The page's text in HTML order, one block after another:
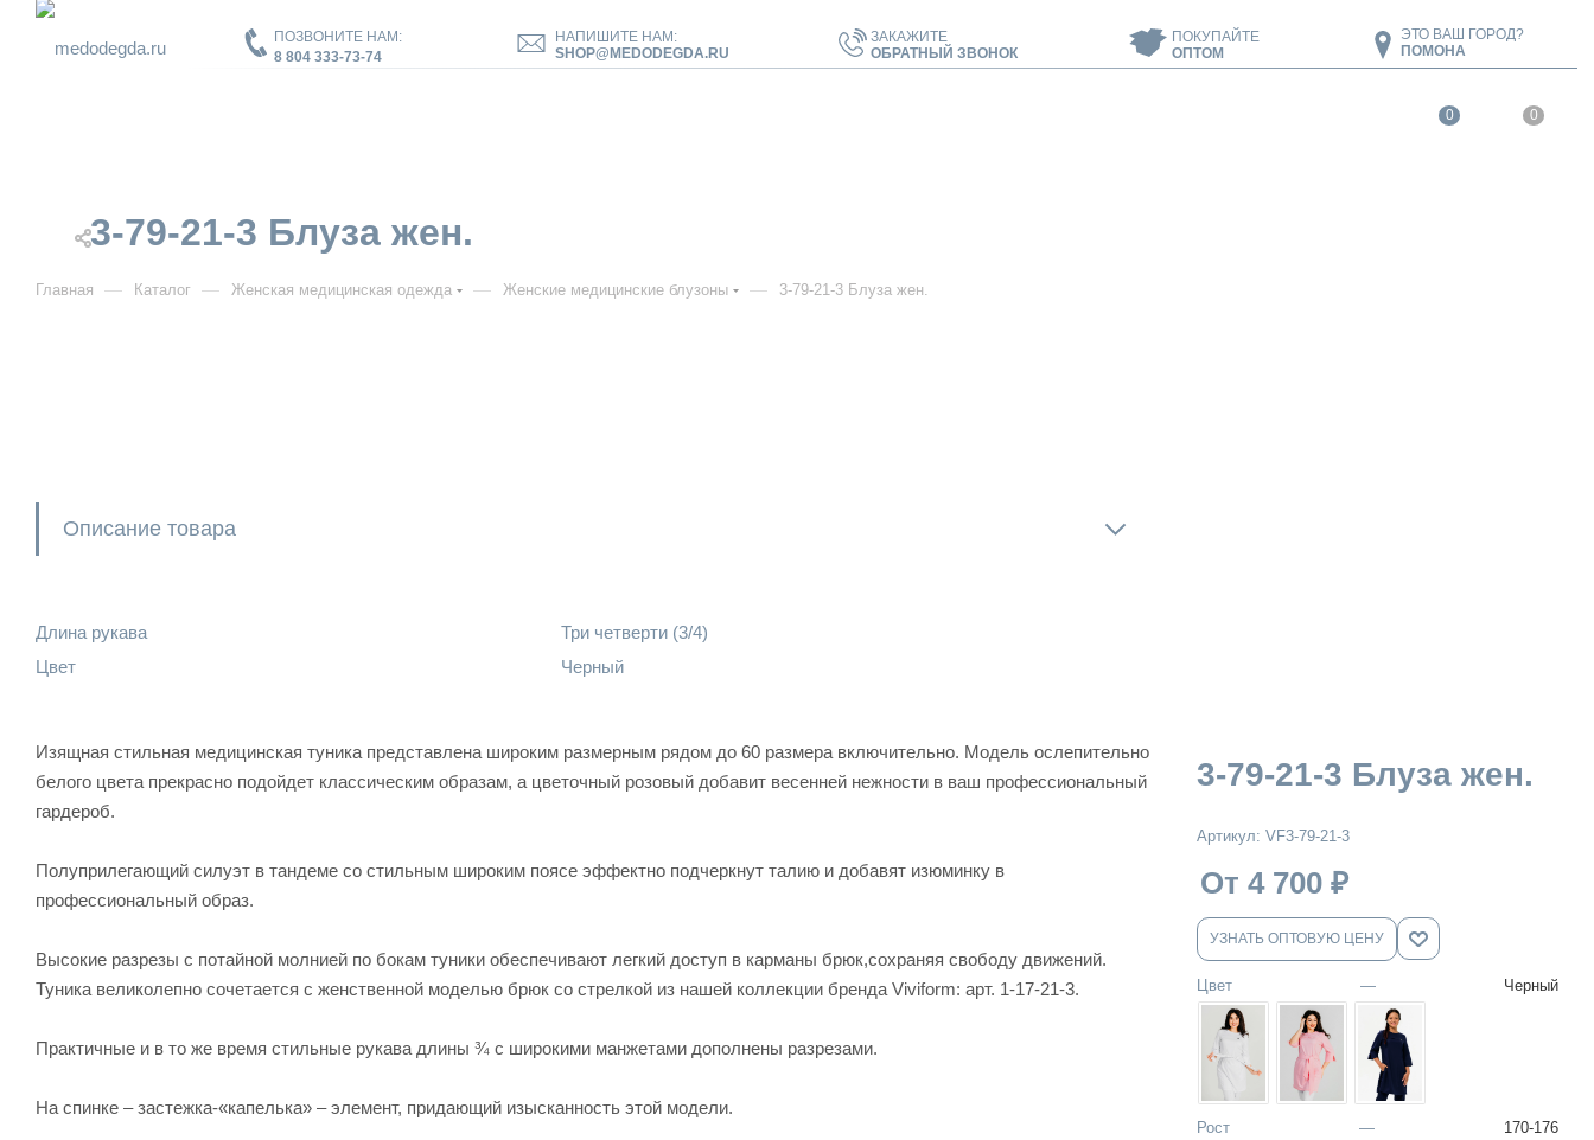
ПОЗВОНИТЕ НАМ:
8 804 333-73-74
НАПИШИТЕ НАМ:
SHOP@MEDODEGDA.RU
ЗАКАЖИТЕ
ОБРАТНЫЙ ЗВОНОК
ПОКУПАЙТЕ
ОПТОМ
ЭТО ВАШ ГОРОД?
ПОМОНА
0 0
3-79-21-3 Блуза жен.
Главная — Каталог — Женская медицинская одежда — Женские медицинские блузоны — 3-79-21-3 Блуза жен.
Описание товара
Длина рукава
Три четверти (3/4)
Цвет
Черный
Изящная стильная медицинская туника представлена широким размерным рядом до 60 размера включительно. Модель ослепительно
белого цвета прекрасно подойдет классическим образам, а цветочный розовый добавит весенней нежности в ваш профессиональный
гардероб.
Полуприлегающий силуэт в тандеме со стильным широким поясе эффектно подчеркнут талию и добавят изюминку в
профессиональный образ.
Высокие разрезы с потайной молнией по бокам туники обеспечивают легкий доступ в карманы брюк,сохраняя свободу движений.
Туника великолепно сочетается с женственной моделью брюк со стрелкой из нашей коллекции бренда Viviform: арт. 1-17-21-3.
Практичные и в то же время стильные рукава длины ¾ с широкими манжетами дополнены разрезами.
На спинке – застежка-«капелька» – элемент, придающий изысканность этой модели.
3-79-21-3 Блуза жен.
Артикул: VF3-79-21-3
От 4 700 ₽
УЗНАТЬ ОПТОВУЮ ЦЕНУ
Цвет — Черный
Рост —
170-176